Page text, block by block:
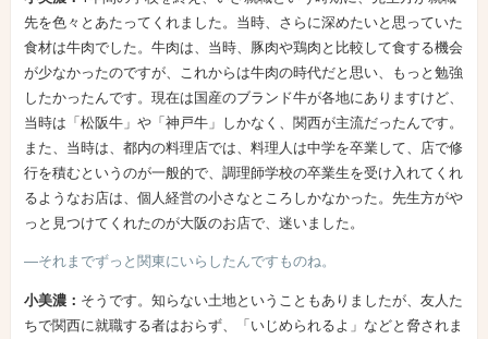
先を色々とあたってくれました。当時、さらに深めたいと思っていた
食材は牛肉でした。牛肉は、当時、豚肉や鶏肉と比較して食する機会
が少なかったのですが、これからは牛肉の時代だと思い、もっと勉強
したかったんです。現在は国産のブランド牛が各地にありますけど、
当時は「松阪牛」や「神戸牛」しかなく、関西が主流だったんです。
また、当時は、都内の料理店では、料理人は中学を卒業して、店で修
行を積むというのが一般的で、調理師学校の卒業生を受け入れてくれ
るようなお店は、個人経営の小さなところしかなかった。先生方がや
っと見つけてくれたのが大阪のお店で、迷いました。
―それまでずっと関東にいらしたんですものね。
小美濃： そうです。知らない土地ということもありましたが、友人た
ちで関西に就職する者はおらず、「いじめられるよ」などと脅されま